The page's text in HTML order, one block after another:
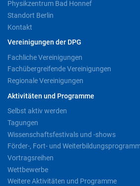
Physikzentrum Bad Honnef
Standort Berlin
Kontakt
Vereinigungen der DPG
Fachliche Vereinigungen
Fachübergreifende Vereinigungen
Regionale Vereinigungen
Aktivitäten und Programme
Selbst aktiv werden
Tagungen
Wissenschaftsfestivals und -shows
Förder-, Fort- und
Vortragsreihen
Wettbewerbe
Weitere Aktivitäten und Programme